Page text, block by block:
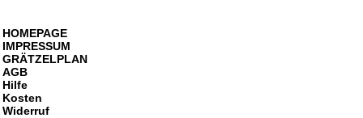
HOMEPAGE
IMPRESSUM
GRÄTZELPLAN
AGB
Hilfe
Kosten
Widerruf